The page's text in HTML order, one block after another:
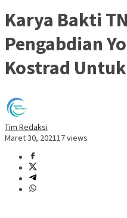
Karya Bakti
Pengabdian
Kostrad
Tim Redaksi
Maret 30, 202117 views